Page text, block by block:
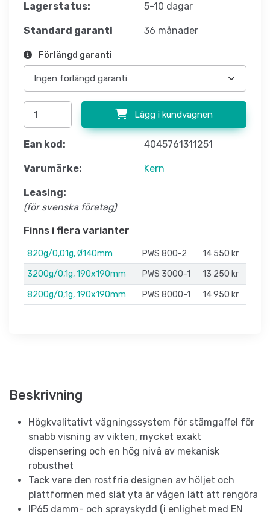
Lagerstatus: 5-10 dagar
Standard garanti 36 månader
Förlängd garanti
Lägg i kundvagnen
Ean kod: 4045761311251
Varumärke: Kern
Leasing:
(för svenska företag)
Finns i flera varianter
820g/0,01g, Ø140mm PWS 800-2
14 550 kr
3200g/0,1g, 190x190mm
PWS 3000-1
13 250 kr
8200g/0,1g, 190x190mm
PWS 8000-1 14 950 kr
Beskrivning
Högkvalitativt vägningssystem för stämgaffel för
snabb visning av vikten, mycket exakt
dispensering och en hög nivå av mekanisk
robusthet
Tack vare den rostfria designen av höljet och
plattformen med slät yta är vågen lätt att rengöra
IP65 damm- och sprayskydd (i enlighet med EN